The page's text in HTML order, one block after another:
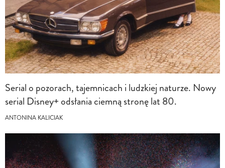
Serial o pozorach, tajemnicach i ludzkiej naturze. Nowy
serial Disney+ odsłania ciemną stronę lat 80.
ANTONINA KALICIAK